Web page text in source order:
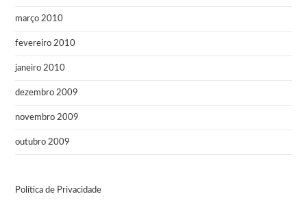
março 2010
fevereiro 2010
janeiro 2010
dezembro 2009
novembro 2009
outubro 2009
Política de Privacidade